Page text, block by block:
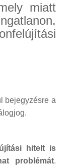
miatt
bejegyzésre a
hitelt is
problémát.